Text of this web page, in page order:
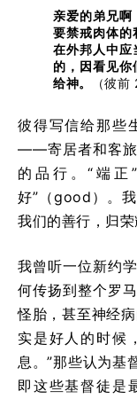
亲爱的弟兄啊
要禁戒肉体的
在外邦人中应
的，因看见你
给神。
（彼前
彼得写信给那些
——寄居者和客旅
的品行。“端正
好”（good）。
我们的善行，归荣
我曾听一位新约
何传扬到整个罗
怪胎，甚至神经
实是好人的时候
息。”那些认为基
即这些基督徒是